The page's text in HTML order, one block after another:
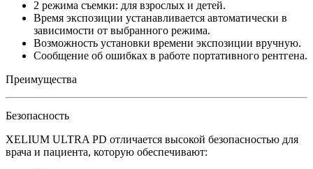
2 режима съемки: для взрослых и детей.
Время экспозиции устанавливается автоматически в
зависимости от выбранного режима.
Возможность установки времени экспозиции вручную.
Сообщение об ошибках в работе портативного рентгена.
Преимущества
Безопасность
XELIUM ULTRA PD отличается высокой безопасностью для
врача и пациента, которую обеспечивают: